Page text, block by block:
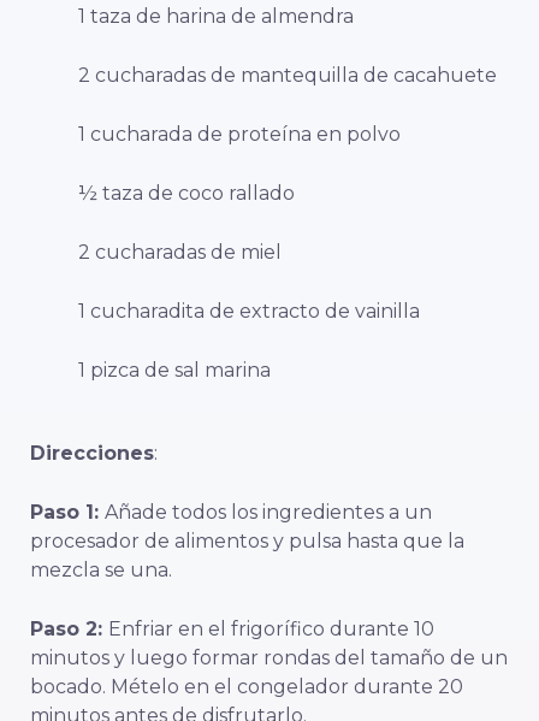
1 taza de harina de almendra
2 cucharadas de mantequilla de cacahuete
1 cucharada de proteína en polvo
½ taza de coco rallado
2 cucharadas de miel
1 cucharadita de extracto de vainilla
1 pizca de sal marina
Direcciones:
Paso 1: Añade todos los ingredientes a un
procesador de alimentos y pulsa hasta que la
mezcla se una.
Paso 2: Enfriar en el frigorífico durante 10
minutos y luego formar rondas del tamaño de un
bocado. Mételo en el congelador durante 20
minutos antes de disfrutarlo.